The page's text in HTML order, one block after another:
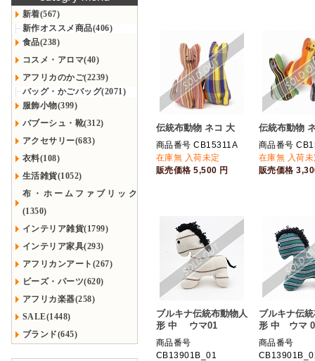
新着(567)
新作オススメ商品(406)
食品(238)
コスメ・アロマ(40)
アフリカのかご(2239)
バッグ・かごバッグ(2071)
服飾小物(399)
バブーシュ・靴(312)
アクセサリー(683)
衣料(108)
生活雑貨(1052)
布・ホームファブリック
(1350)
インテリア雑貨(1799)
インテリア家具(293)
アフリカンアート(267)
ビーズ・パーツ(620)
アフリカ楽器(258)
SALE(1448)
ブランド(645)
伝統布動物 ネコ 大
商品番号 CB15311A
在庫無 入荷未定
販売価格5,500 円
伝統布動物
商品番号
在庫無 入荷
販売価格
ブルキナ伝統布動物人
形 中 ウマ01
商品番号
CB13901B_01
ブルキナ伝
形 中 ウマ
商品番号